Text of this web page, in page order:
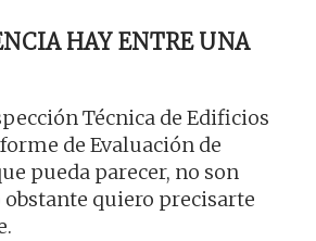
HAY ENTRE UNA
Técnica de Edificios
de Evaluación de
pueda parecer, no son
quiero precisarte